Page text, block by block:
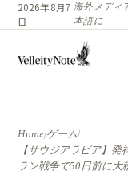
2026年8月7
日
海外メディ
本語に
Home/ゲーム/
【サウジアラビア】
ラン戦争で50日前に